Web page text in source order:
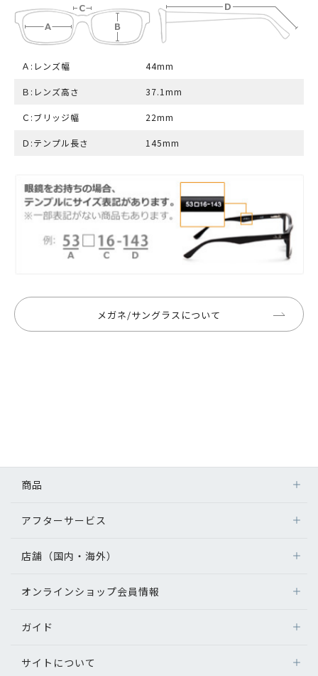
Ａ:レンズ幅 44mm
Ｂ:レンズ高さ 37.1mm
Ｃ:ブリッジ幅 22mm
Ｄ:テンプル長さ 145mm
メガネ/サングラスについて
商品
アフターサービス
店舗（国内・海外）
オンラインショップ会員情報
ガイド
サイトについて